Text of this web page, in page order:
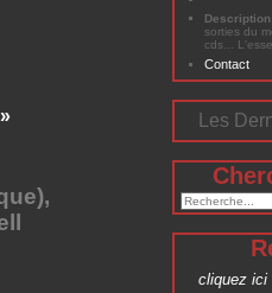
Description
sorties du
cds...
Contact
Les
cliquez ici